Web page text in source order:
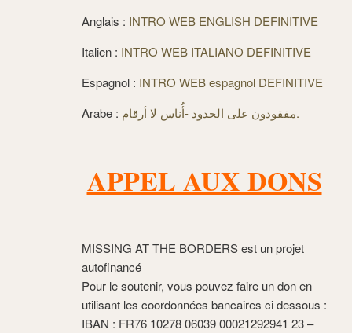
Anglais : INTRO WEB ENGLISH DEFINITIVE
Italien : INTRO WEB ITALIANO DEFINITIVE
Espagnol : INTRO WEB espagnol DEFINITIVE
Arabe :
مفقودون على الحدود -أُناس لا أرقام.
APPEL AUX DONS
MISSING AT THE BORDERS est un projet
autofinancé
Pour le soutenir, vous pouvez faire un don en
utilisant les coordonnées bancaires ci dessous :
IBAN : FR76 10278 06039 00021292941 23 –